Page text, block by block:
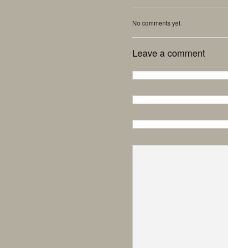
No comments yet.
Leave a comment